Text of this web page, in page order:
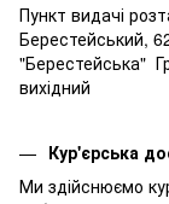
Пункт видачі
Берестейський,
"Берестейська"
вихідний
Кур'єрська
Ми здійснюємо